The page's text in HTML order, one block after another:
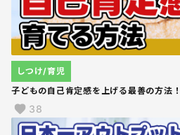
子どもの自己肯定感を上げる最善の方法
しつけ/育児
38